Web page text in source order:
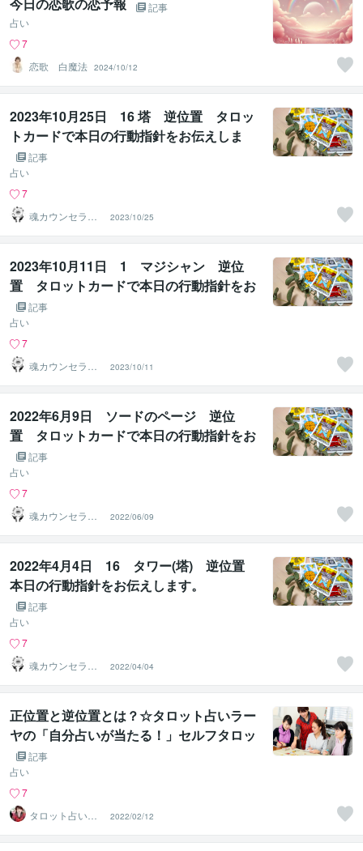
記事
占い
7
恋歌 白魔法 2024/10/12
2023年10月25日 16 塔 逆位置 タロッ
トカードで本日の行動指針をお伝えしま
す。記事
占い
7
魂カウンセラー
✨ あきほ（aki
ho）
2023/10/25
2023年10月11日 1 マジシャン 逆位
置 タロットカードで本日の行動指針をお
伝えします。
記事
占い
7
魂カウンセラー
✨ あきほ（aki
ho）
2023/10/11
2022年6月9日 ソードのページ 逆位
置 タロットカードで本日の行動指針をお
伝えします。
記事
占い
7
魂カウンセラー
✨ あきほ（aki
ho）
2022/06/09
2022年4月4日 16 タワー(塔) 逆位置
本日の行動指針をお伝えします。
記事
占い
7
魂カウンセラー
✨ あきほ（aki
ho）
2022/04/04
正位置と逆位置とは？☆タロット占いラー
ヤの「自分占いが当たる！」セルフタロッ
ト教室
記事
占い
7
タロット占いラ
ーヤ
2022/02/12